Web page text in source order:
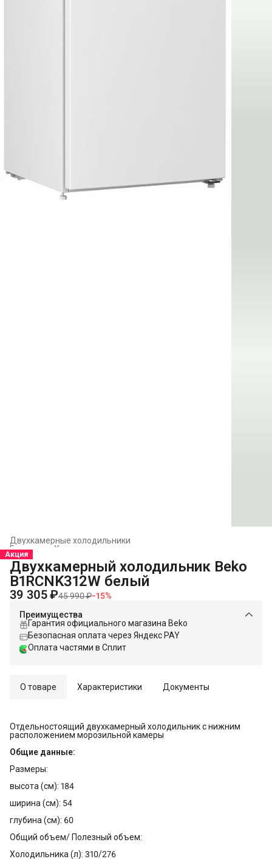
Двухкамерные холодильники
Холодильники и морозильники
Главная
Акция
Двухкамерный холодильник Beko
B1RCNK312W белый
39 305 ₽45 990 ₽−15%
Преимущества
Гарантия официального магазина Beko
Безопасная оплата через Яндекс PAY
Оплата частями в Сплит
О товаре Характеристики Документы
Отдельностоящий двухкамерный холодильник с нижним
расположением морозильной камеры
Общие данные:
Размеры:
высота (см): 184
ширина (см): 54
глубина (см): 60
Общий объем/ Полезный объем:
Холодильника (л): 310/276